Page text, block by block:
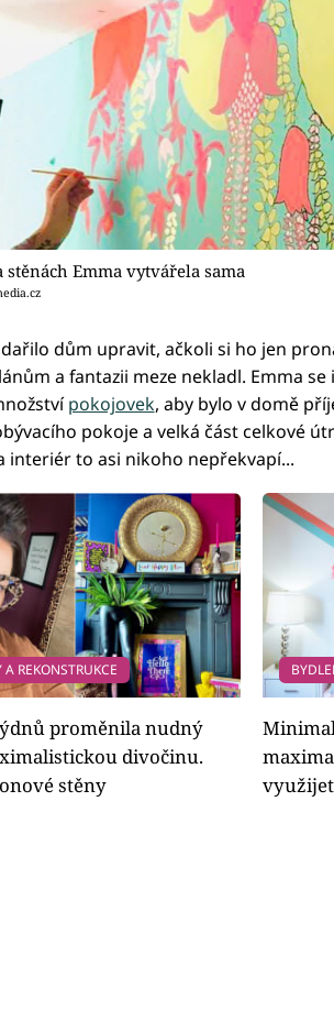
stěnách Emma vytvářela sama
dům upravit, ačkoli si ho jen
a fantazii meze nekladl. Emma se
pokojovek, aby bylo v domě
pokoje a velká část celkové
interiér to asi nikoho nepřekvapí...
A REKONSTRUKCE
proměnila nudný
divočinu.
stěny